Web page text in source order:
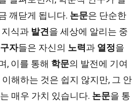
깨닫게 됩니다. 논문은 단순한
식과 발견 을 세상에 알리는 중
자들은 자신의 노력과 열정을
, 이를 통해 학문의 발전에 기여
이해하는 것은 쉽지 않지만, 그 안
는 매우 가치 있습니다. 논문을 통